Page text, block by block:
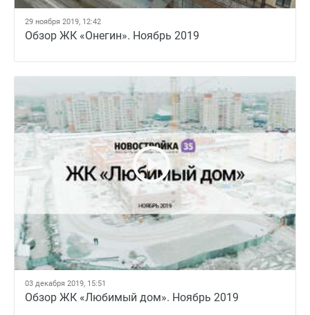
29 ноября 2019, 12:42
Обзор ЖК «Онегин». Ноябрь 2019
03 декабря 2019, 15:51
Обзор ЖК «Любимый дом». Ноябрь 2019